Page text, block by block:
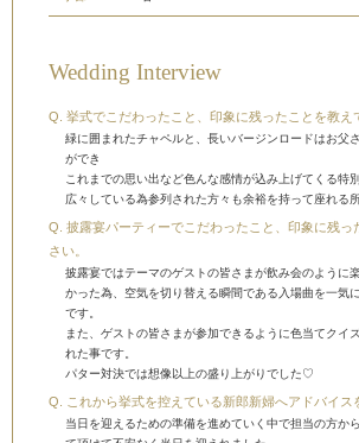
Wedding Interview
挙式でこだわったこと、印象に残ったことを教え
緑に囲まれたチャペルと、長いバージンロードはお父
ができ
これまでの思い出など色んな感情が込み上げてくる特
広々している為参列された方々も余裕を持って座れる
披露宴パーティーでこだわったこと、印象に残っ
さい。
披露宴ではテーマのゲストの皆さまが飲み会のように
かった為、空気を切り替える瞬間である入場曲を一気
です。
また、ゲストの皆さまが参加できるように色当てクイ
れた事です。
パター対決では想像以上の盛り上がりでした♡
これから挙式を控えている新郎新婦へアドバイス
当日を迎えるための準備を進めていく中で担当の方か